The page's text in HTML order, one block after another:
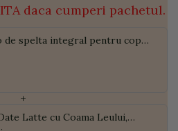
daca cumperi pachetul.
de spelta integral pentru copii
+
Latte cu Coama Leului,